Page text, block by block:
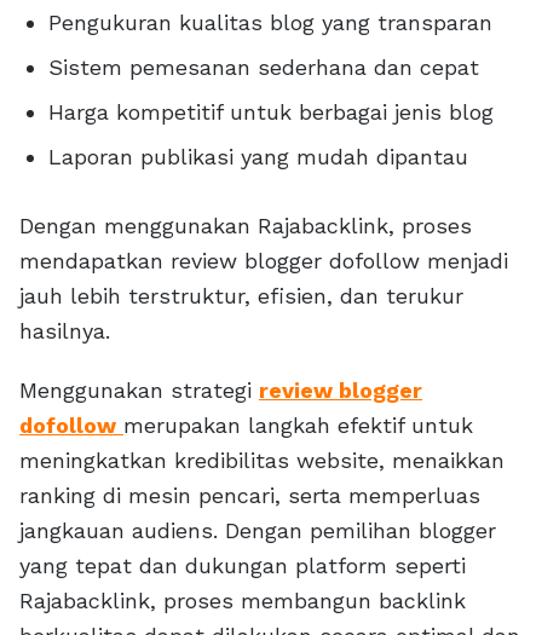
Pengukuran kualitas blog yang transparan
Sistem pemesanan sederhana dan cepat
Harga kompetitif untuk berbagai jenis blog
Laporan publikasi yang mudah dipantau
Dengan menggunakan Rajabacklink, proses
mendapatkan review blogger dofollow menjadi
jauh lebih terstruktur, efisien, dan terukur
hasilnya.
Menggunakan strategi review blogger
dofollow merupakan langkah efektif untuk
meningkatkan kredibilitas website, menaikkan
ranking di mesin pencari, serta memperluas
jangkauan audiens. Dengan pemilihan blogger
yang tepat dan dukungan platform seperti
Rajabacklink, proses membangun backlink